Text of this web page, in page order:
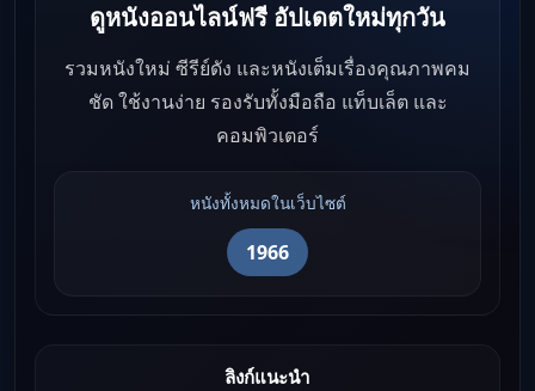
ดูหนังออนไลน์ฟรี อัปเดตใหม่ทุกวัน
รวมหนังใหม่ ซีรีย์ดัง และหนังเต็มเรื่องคุณภาพคม
ชัด ใช้งานง่าย รองรับทั้งมือถือ แท็บเล็ต และ
คอมพิวเตอร์
หนังทั้งหมดในเว็บไซต์
1966
ลิงก์แนะนำ